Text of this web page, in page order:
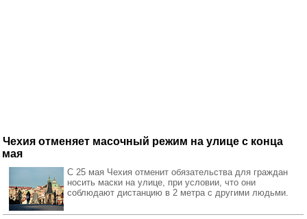
Чехия отменяет масочный режим на улице с конца
мая
С 25 мая Чехия отменит обязательства для граждан
носить маски на улице, при условии, что они
соблюдают дистанцию ​​в 2 метра с другими людьми.